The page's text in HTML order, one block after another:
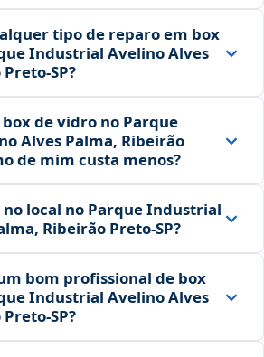
tipo de reparo em box
Industrial Avelino Alves
de vidro no Parque
Alves Palma, Ribeirão
de mim custa menos?
local no Parque Industrial
Ribeirão Preto‑SP?
bom profissional de box
Industrial Avelino Alves